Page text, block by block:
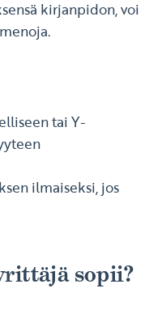
kirjanpidon, voi
tai Y-
ilmaiseksi, jos
sopii?